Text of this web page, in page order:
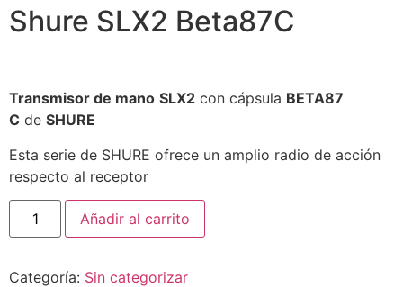
Shure SLX2 Beta87C
Transmisor de mano SLX2 con cápsula BETA87
C de SHURE
Esta serie de SHURE ofrece un amplio radio de acción
respecto al receptor
Añadir al carrito
Categoría: Sin categorizar